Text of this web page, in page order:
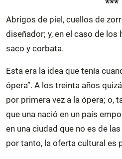
Abrigos de piel, cuellos de
diseñador; y, en el caso de
saco y corbata.
Esta era la idea que tenía
ópera”. A los treinta años
por primera vez a la ópera; o,
que una nació en un país
en una ciudad que no es de
por tanto, la oferta cultural es